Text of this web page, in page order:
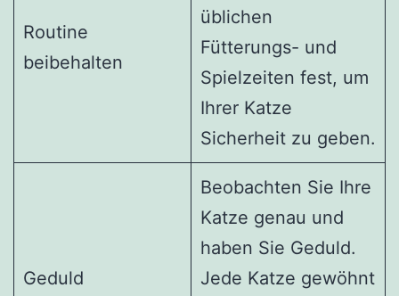
Routine
beibehalten
üblichen
Fütterungs- und
Spielzeiten fest, um
Ihrer Katze
Sicherheit zu geben.
Geduld
Beobachten Sie Ihre
Katze genau und
haben Sie Geduld.
Jede Katze gewöhnt